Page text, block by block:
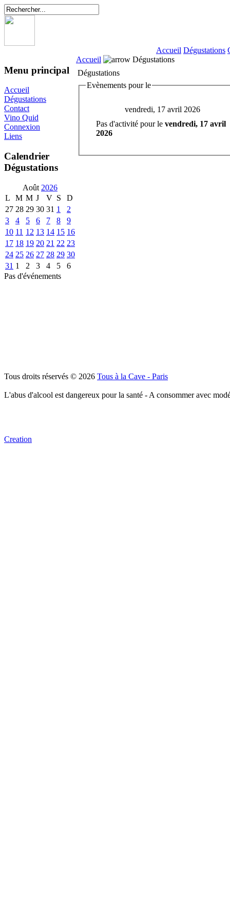
Accueil Dégustations
Menu principal
Accueil
Dégustations
Contact
Vino Quid
Connexion
Liens
Calendrier
Dégustations
Août 2026
L
M M J V S
D
27 28 29 30 31 1
2
3
4 5 6 7 8
9
10 11 12 13 14 15 16
17 18 19 20 21 22 23
24 25 26 27 28 29 30
31 1 2 3 4 5
6
Pas d'événements
Accueil
Dégustations
Dégustations
Evènements pour le
vendredi, 17 avril 2026
Pas d'activité pour le vendredi, 17 avril
2026
Tous droits réservés © 2026 Tous à la Cave - Paris
L'abus d'alcool est dangereux pour la santé - A consommer avec
Creation